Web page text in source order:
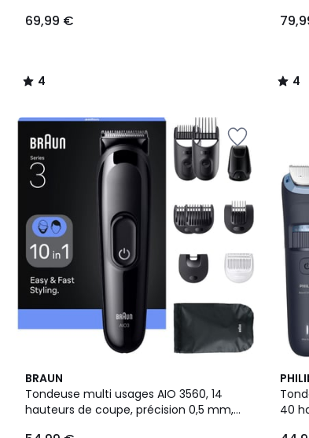
69,99 €
4
/
4
/
BRAUN
Tondeuse multi usages AIO 3560, 14
hauteurs de coupe, précision 0,5 mm,
3
/
5
40
4,3
/ 5